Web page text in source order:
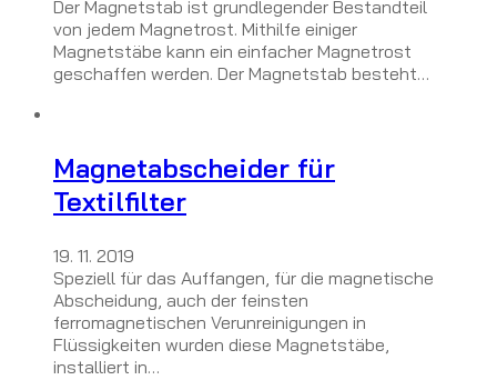
Der Magnetstab ist grundlegender Bestandteil
von jedem Magnetrost. Mithilfe einiger
Magnetstäbe kann ein einfacher Magnetrost
geschaffen werden. Der Magnetstab besteht…
Magnetabscheider für
Textilfilter
19. 11. 2019
Speziell für das Auffangen, für die magnetische
Abscheidung, auch der feinsten
ferromagnetischen Verunreinigungen in
Flüssigkeiten wurden diese Magnetstäbe,
installiert in…